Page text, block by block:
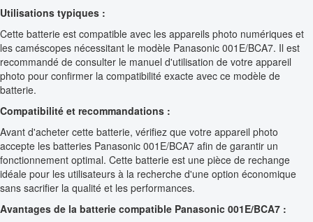
Utilisations typiques :
Cette batterie est compatible avec les appareils photo numériques et
les caméscopes nécessitant le modèle Panasonic 001E/BCA7. Il est
recommandé de consulter le manuel d'utilisation de votre appareil
photo pour confirmer la compatibilité exacte avec ce modèle de
batterie.
Compatibilité et recommandations :
Avant d'acheter cette batterie, vérifiez que votre appareil photo
accepte les batteries Panasonic 001E/BCA7 afin de garantir un
fonctionnement optimal. Cette batterie est une pièce de rechange
idéale pour les utilisateurs à la recherche d'une option économique
sans sacrifier la qualité et les performances.
Avantages de la batterie compatible Panasonic 001E/BCA7 :